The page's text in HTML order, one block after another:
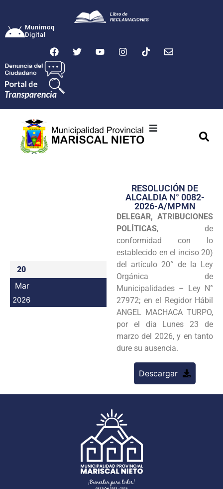
Munimoq
Digital
Transparencia
Seguridad
Programas
Intranet
20
Mar
2026
RESOLUCIÓN DE
ALCALDIA N° 0082-
2026-A/MPMN
DELEGAR, ATRIBUCIONES
POLÍTICAS, de
conformidad con lo
establecido en el inciso 20)
del artículo 20° de la Ley
Orgánica de
Municipalidades – Ley N°
27972; en el Regidor Hábil
ANGEL MACHACA TURPO,
por el dia Lunes 23 de
marzo del 2026, y en tanto
dure su ausencia.
Descargar